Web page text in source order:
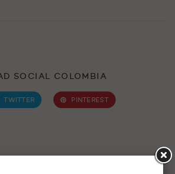
SOCIAL COLOMBIA
TWITTER PINTEREST